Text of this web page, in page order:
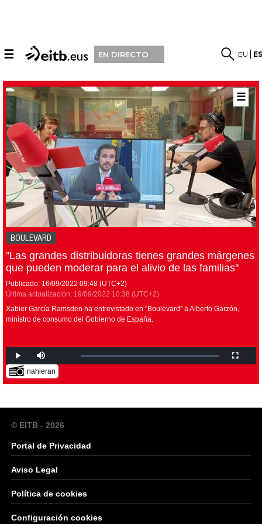
☰ EN DIRECTO EU
☰
BOULEVARD
''Las grandes distribuidoras tienes grandes márgenes
que pueden moderar para el alivio de las familias''
Publicado: 16/09/2022 09:48 (UTC+2)
Última actualización: 19/09/2022 10:38 (UTC+2)
Xabier García Ramsden ha entrevistado en "Boulevard" a Alberto Garzón,
ministro de consumo del Gobierno de España.
nahieran
© EITB - 2026
Portal de Privacidad
Aviso Legal
Política de cookies
Configuración cookies